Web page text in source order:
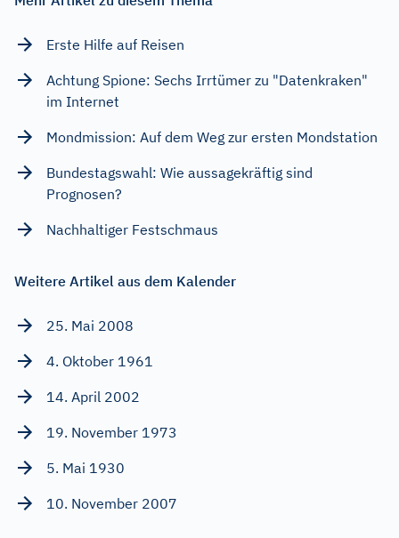
Erste Hilfe auf Reisen
Achtung Spione: Sechs Irrtümer zu "Datenkraken"
im Internet
Mondmission: Auf dem Weg zur ersten Mondstation
Bundestagswahl: Wie aussagekräftig sind
Prognosen?
Nachhaltiger Festschmaus
Weitere Artikel aus dem Kalender
25. Mai 2008
4. Oktober 1961
14. April 2002
19. November 1973
5. Mai 1930
10. November 2007